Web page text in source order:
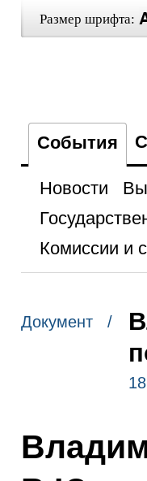
Размер шрифта:
События
Новости
Комиссии и
Документ /